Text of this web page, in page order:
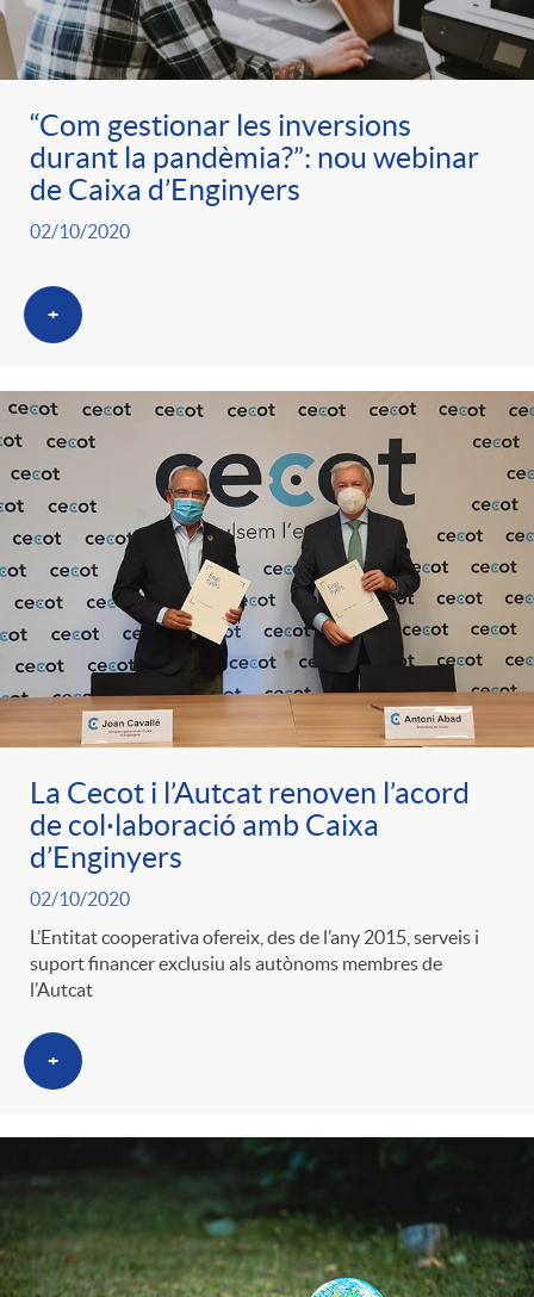
r
a
S
a
l
a
d
e
p
r
e
n
s
a
ó
p
e
c
a
t
e
g
o
r
i
e
s
t
e
n
d
o
A
n
c
l
a
F
i
l
t
r
o
l
i
c
a
d
o
r
d
e
c
o
n
t
i
g
u
“Com gestionar les inversions
durant la pandèmia?”: nou webinar
de Caixa d’Enginyers
02/10/2020
+
La Cecot i l’Autcat renoven l’acord
de col·laboració amb Caixa
d’Enginyers
02/10/2020
L’Entitat cooperativa ofereix, des de l’any 2015, serveis i
suport financer exclusiu als autònoms membres de
l’Autcat
+